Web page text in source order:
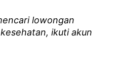
lowongan
ikuti akun